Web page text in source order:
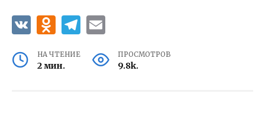
НА ЧТЕНИЕ
2 мин.
ПРОСМОТРОВ
9.8k.